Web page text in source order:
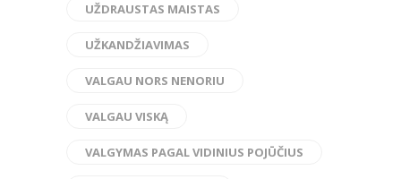
UŽDRAUSTAS MAISTAS
UŽKANDŽIAVIMAS
VALGAU NORS NENORIU
VALGAU VISKĄ
VALGYMAS PAGAL VIDINIUS POJŪČIUS